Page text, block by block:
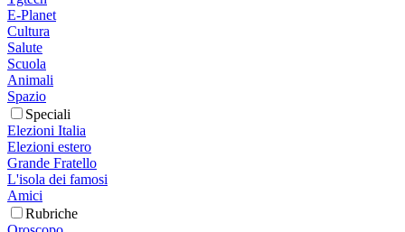
E-Planet
Cultura
Salute
Scuola
Animali
Spazio
Speciali
Elezioni Italia
Elezioni estero
Grande Fratello
L'isola dei famosi
Amici
Rubriche